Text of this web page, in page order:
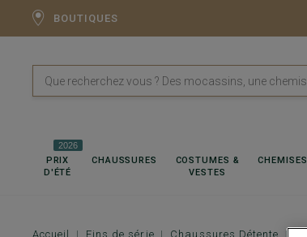
BOUTIQUES
PRIX
D'ÉTÉ
2026
CHAUSSURES
COSTUMES &
VESTES
CHEMISES
Accueil Fins de série Chaussures Détente